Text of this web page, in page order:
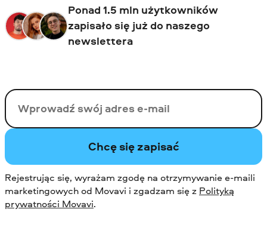
Ponad 1.5 mln użytkowników
zapisało się już do naszego
newslettera
Twój email
Chcę się zapisać
Rejestrując się, wyrażam zgodę na otrzymywanie e-maili
marketingowych od Movavi i zgadzam się z Polityką
prywatności Movavi.